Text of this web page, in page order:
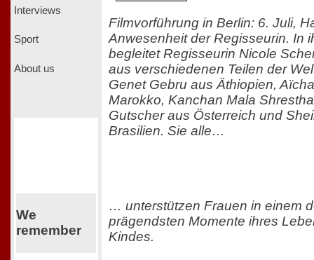
Interviews
Sport
About us
We
remember
Filmvorführung in Berlin: 6. Juli,
Anwesenheit der Regisseurin. In
begleitet Regisseurin Nicole
aus verschiedenen Teilen der
Genet Gebru aus Äthiopien,
Marokko, Kanchan Mala
Gutscher aus Österreich und
Brasilien. Sie alle…
… unterstützen Frauen in einem
prägendsten Momente ihres
Kindes.